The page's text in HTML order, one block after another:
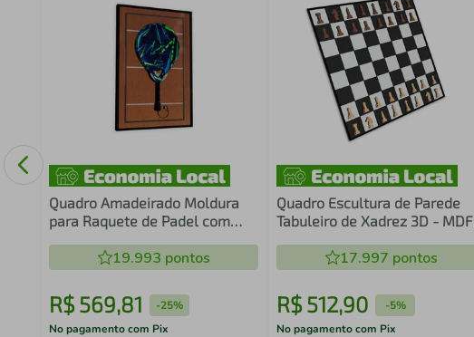
Quadro Amadeirado Moldura
para Raquete de Padel com
19.993 pontos
R$ 569,81 -25%
No pagamento com Pix
Quadro Escultura de Parede
Tabuleiro de Xadrez 3D - MDF
17.997 pontos
R$ 512,90 -5%
No pagamento com Pix